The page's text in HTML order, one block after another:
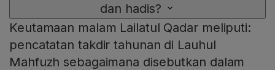
dan hadis?
Keutamaan malam Lailatul Qadar meliputi:
pencatatan takdir tahunan di Lauhul
Mahfuzh sebagaimana disebutkan dalam